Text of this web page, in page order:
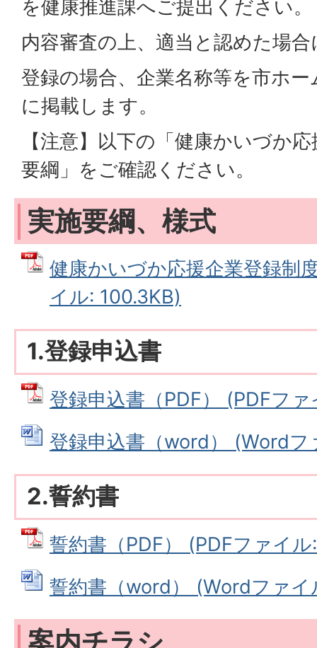
を健康推進課へご提出ください。
内容審査の上、適当と認めた場
登録の場合、企業名称等を市ホ
に掲載します。
【注意】以下の「健康かいづか
要綱」をご確認ください。
実施要綱、様式
健康かいづか応援企業登録制
イル: 100.3KB)
1.登録申込書
登録申込書（PDF） (PDFフ
登録申込書（word） (Wordフ
2.誓約書
誓約書（PDF） (PDFファイ
誓約書（word） (Wordファイ